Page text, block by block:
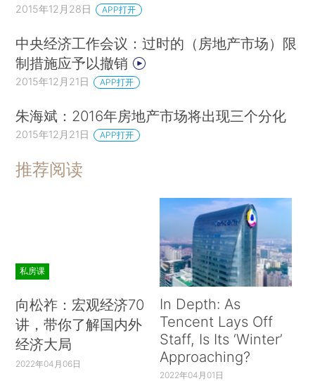
2015年12月28日 APP打开
中央经济工作会议：过时的（房地产市场）限
制措施应予以撤销
2015年12月21日 APP打开
朱海斌：2016年房地产市场将出现三个分化
2015年12月21日 APP打开
推荐阅读
私房课
向松祚：宏观经济70
讲，带你了解国内外
经济大局
2022年04月06日
In Depth: As
Tencent Lays Off
Staff, Is Its ‘Winter’
Approaching?
2022年04月01日